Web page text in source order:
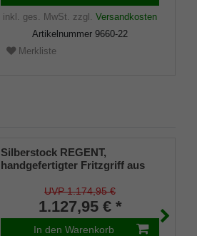
inkl. ges. MwSt. zzgl. Versandkosten
Artikelnummer 9660-22
Merkliste
Silberstock REGENT,
handgefertigter Fritzgriff aus
mit Gravurplatten, Stock aus
echtem Makassar-Ebenholz,
Gummipuffer
UVP 1.174,95 €
1.127,95 € *
In den Warenkorb